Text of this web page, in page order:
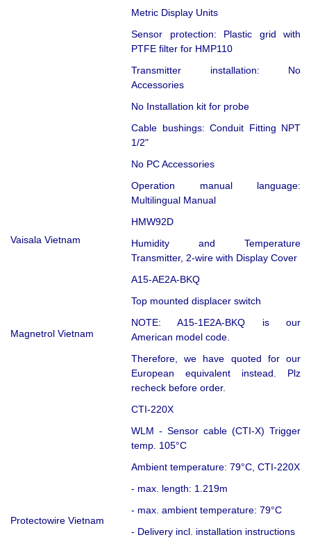
Metric Display Units
Sensor protection: Plastic grid with
PTFE filter for HMP110
Transmitter installation: No
Accessories
No Installation kit for probe
Cable bushings: Conduit Fitting NPT
1/2"
No PC Accessories
Operation manual language:
Multilingual Manual
Vaisala Vietnam
HMW92D
Humidity and Temperature
Transmitter, 2-wire with Display Cover
Magnetrol Vietnam
A15-AE2A-BKQ
Top mounted displacer switch
NOTE: A15-1E2A-BKQ is our
American model code.
Therefore, we have quoted for our
European equivalent instead. Plz
recheck before order.
Protectowire Vietnam
CTI-220X
WLM - Sensor cable (CTI-X) Trigger
temp. 105°C
Ambient temperature: 79°C, CTI-220X
- max. length: 1.219m
- max. ambient temperature: 79°C
- Delivery incl. installation instructions